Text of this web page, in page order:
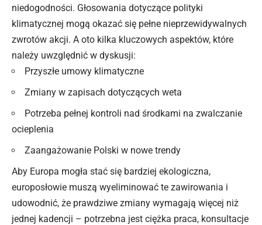
niedogodności. Głosowania dotyczące polityki
klimatycznej mogą okazać się pełne nieprzewidywalnych
zwrotów akcji. A oto kilka kluczowych aspektów, które
należy uwzględnić w dyskusji:
Przyszłe umowy klimatyczne
Zmiany w zapisach dotyczących weta
Potrzeba pełnej kontroli nad środkami na zwalczanie
ocieplenia
Zaangażowanie Polski w nowe trendy
Aby Europa mogła stać się bardziej ekologiczna,
europosłowie muszą wyeliminować te zawirowania i
udowodnić, że prawdziwe zmiany wymagają więcej niż
jednej kadencji – potrzebna jest ciężka praca, konsultacje